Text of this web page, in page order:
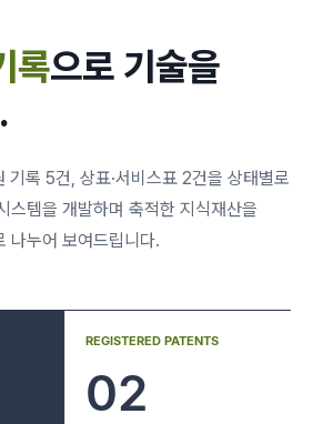
록으로 기술을
기록 5건, 상표·서비스표 2건을 상태별로
스템을 개발하며 축적한 지식재산을
나누어 보여드립니다.
REGISTERED PATENTS
02